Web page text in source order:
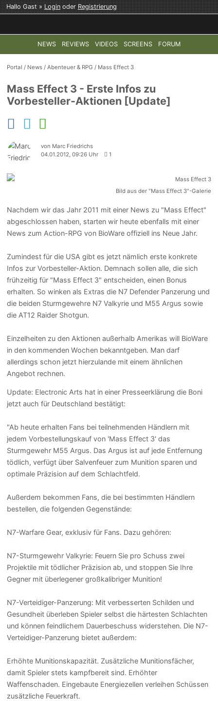
Hallo Gast »LoginoderRegistrierung
NEWS REVIEWS VIDEOS SCREENS FORUM
TOP-THEMEN: COD: MODERN WARFARE 4 HALO:
Portal / News /Abenteuer & RPG / Mass Effect 3
Mass Effect 3 - Erste Infos zu
Vorbesteller-Aktionen [Update]
von Marc Friedrichs
04.01.2012, 09:26 Uhr
1
Bild aus der "Mass Effect 3"-Galerie
Nachdem wir das Jahr 2011 mit einer News zu "Mass Effect"
abgeschlossen haben, starten wir heute ebenfalls mit einer
News zum Action-RPG von BioWare offiziell ins Neue Jahr.
Zumindest für die USA gibt es jetzt nämlich erste konkrete
Infos zur Vorbesteller-Aktion. Demnach sollen alle, die sich
frühzeitig für "Mass Effect 3" entscheiden, einen Bonus
erhalten. So winken als Extras die N7 Defender Panzerung und
die beiden Sturmgewehre N7 Valkyrie und M55 Argus sowie
die AT12 Raider Shotgun.
Einzelheiten zu den Aktionen außerhalb Amerikas will BioWare
in den kommenden Wochen bekanntgeben. Man darf
allerdings schon jetzt hierzulande mit einem ähnlichen
Angebot rechnen.
Update: Electronic Arts hat in einer Presseerklärung die Boni
jetzt auch für Deutschland bestätigt:
"Ab heute erhalten Fans bei teilnehmenden Händlern mit
jedem Vorbestellungskauf von 'Mass Effect 3' das
Sturmgewehr M55 Argus. Das Argus ist auf jede Entfernung
tödlich, verfügt über Salvenfeuer zum Munition sparen und
optimale Präzision auf dem Schlachtfeld.
Außerdem bekommen Fans, die bei bestimmten Händlern
bestellen, die folgenden Gegenstände:
N7-Warfare Gear, exklusiv für Fans. Dazu gehören:
N7-Sturmgewehr Valkyrie: Feuern Sie pro Schuss zwei
Projektile mit tödlicher Präzision ab, und stoppen Sie Ihre
Gegner mit überlegener großkalibriger Munition!
N7-Verteidiger-Panzerung: Mit verbesserten Schilden und
Gesundheit überleben Spieler selbst die härtesten Schlachten
und können feindlichem Dauerbeschuss widerstehen. Die N7-
Verteidiger-Panzerung bietet außerdem:
Erhöhte Munitionskapazität. Zusätzliche Munitionsfächer,
damit Spieler stets kampfbereit sind. Erhöhter
Waffenschaden. Eingebaute Energiezellen verleihen Schüssen
zusätzliche Feuerkraft.